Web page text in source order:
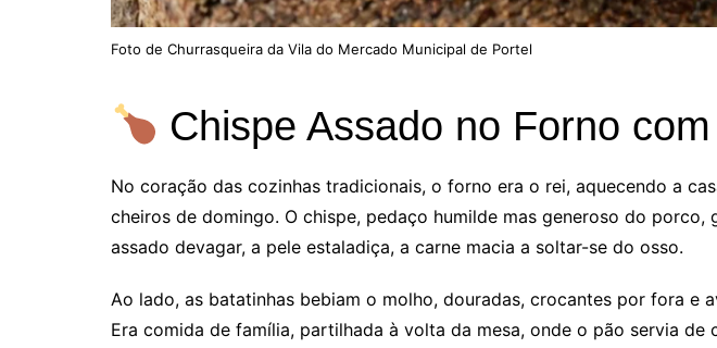
Foto de Churrasqueira da Vila do Mercado Municipal de Portel
Chispe Assado no Forno
No coração das cozinhas tradicionais, o forno era o rei, aquecendo a
cheiros de domingo. O chispe, pedaço humilde mas generoso do porco,
assado devagar, a pele estaladiça, a carne macia a soltar-se do osso.
Ao lado, as batatinhas bebiam o molho, douradas, crocantes por fora e
Era comida de família, partilhada à volta da mesa, onde o pão servia de